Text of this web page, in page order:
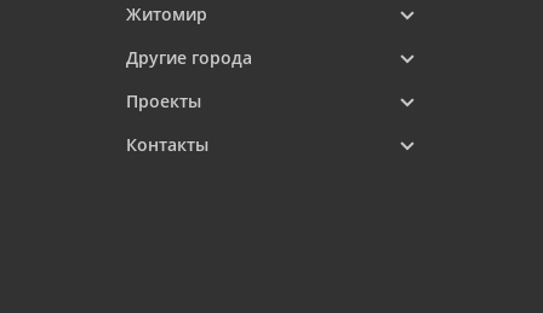
Житомир
Другие города
Проекты
Контакты